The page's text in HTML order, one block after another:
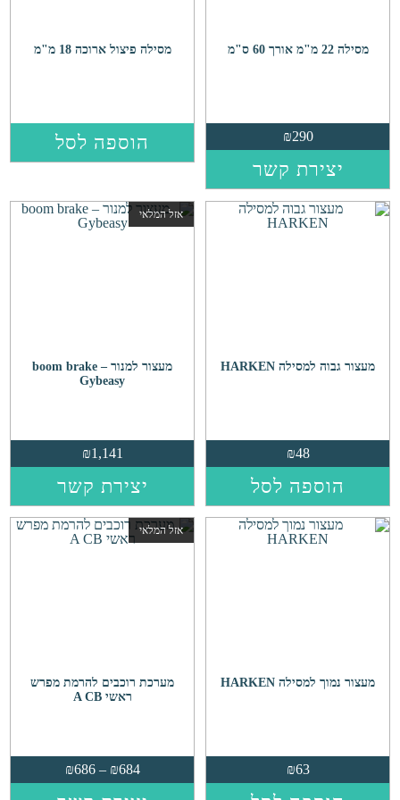
מסילה 22 מ"מ אורך 60 ס"מ
₪290
יצירת קשר
מסילה פיצול ארוכה 18 מ"מ
הוספה לסל
מעצור גבוה למסילה HARKEN
₪48
הוספה לסל
אזל המלאי
מעצור למנור boom brake –
Gybeasy
₪1,141
יצירת קשר
מעצור נמוך למסילה HARKEN
₪63
אזל המלאי
מערכת רוכבים להרמת מפרש
ראשי A CB
₪684
–
₪686טווח
מחירים: